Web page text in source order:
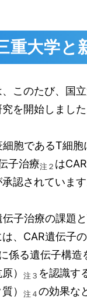
重大学
このたび、国
を開始しました
胞であるT細胞
子治療注２ は
認されています
子治療の課題
、 CAR遺伝子
係る遺伝子構
）
注３ を認識す
）
注４ の効果な